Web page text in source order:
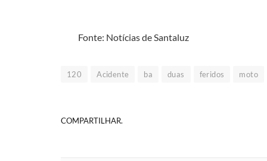
Fonte: Notícias de Santaluz
120 Acidente ba duas feridos moto
COMPARTILHAR.